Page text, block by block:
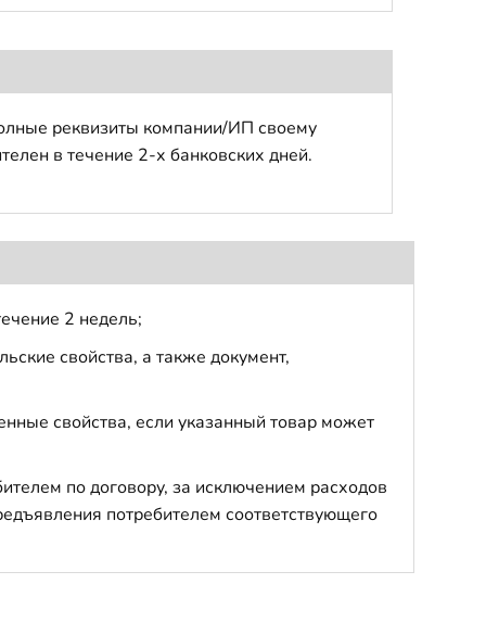
реквизиты компании/ИП своему
в течение 2-х банковских дней.
2 недель;
свойства, а также документ,
свойства, если указанный товар может
по договору, за исключением расходов
потребителем соответствующего